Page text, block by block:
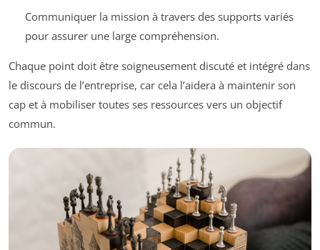
Communiquer la mission à travers des supports variés
pour assurer une large compréhension.
Chaque point doit être soigneusement discuté et intégré dans
le discours de l’entreprise, car cela l’aidera à maintenir son
cap et à mobiliser toutes ses ressources vers un objectif
commun.